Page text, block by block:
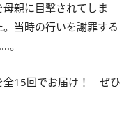
親に目撃されてしま
当時の行いを謝罪する
。
全15回でお届け！ ぜひ